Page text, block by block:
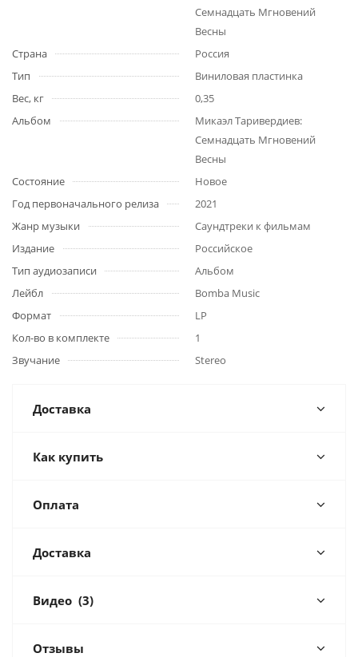
Семнадцать Мгновений
Весны
Страна
Россия
Тип
Виниловая пластинка
Вес, кг
0,35
Альбом
Микаэл Таривердиев:
Семнадцать Мгновений
Весны
Состояние
Новое
Год первоначального релиза
2021
Жанр музыки
Саундтреки к фильмам
Издание
Российское
Тип аудиозаписи
Альбом
Лейбл
Bomba Music
Формат
LP
Кол-во в комплекте
1
Звучание
Stereo
Доставка
Как купить
Оплата
Доставка
Видео (3)
Отзывы